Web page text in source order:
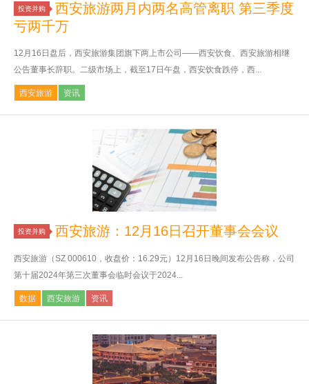
投资并购
西安旅游两月内两名高管离职 第三季度
亏两千万
12月16日盘后，西安旅游集团旗下两上市公司——西安饮食、西安旅游相继
公告董事长辞职。二级市场上，截至17日午盘，西安饮食跌停，西...
西安旅游 资讯
投资并购 西安旅游：12月16日召开董事会会议
西安旅游（SZ 000610，收盘价：16.29元）12月16日晚间发布公告称，公司
第十届2024年第三次董事会临时会议于2024...
数据 西安旅游 资讯